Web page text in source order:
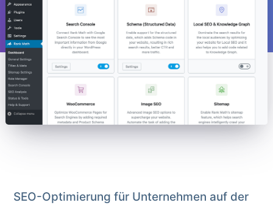
SEO-Optimierung für Unternehmen auf der